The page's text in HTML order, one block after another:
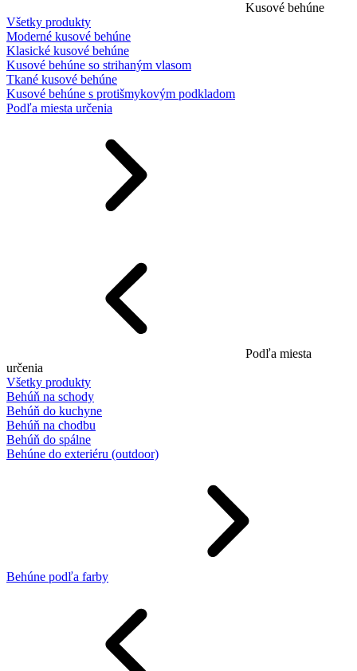
Kusové behúne
Všetky produkty
Moderné kusové behúne
Klasické kusové behúne
Kusové behúne so strihaným vlasom
Tkané kusové behúne
Kusové behúne s protišmykovým podkladom
Podľa miesta určenia
Podľa miesta
určenia
Všetky produkty
Behúň na schody
Behúň do kuchyne
Behúň na chodbu
Behúň do spálne
Behúne do exteriéru (outdoor)
Behúne podľa farby